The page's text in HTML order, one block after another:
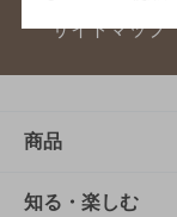
サイトマップ
商品
商品TOP
知る・楽しむ